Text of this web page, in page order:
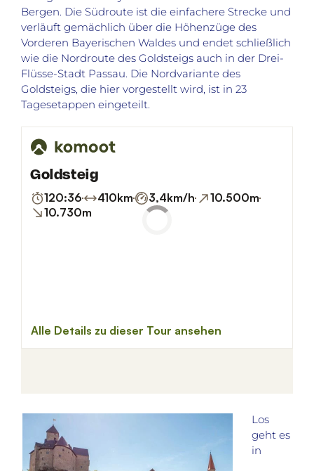
Bergen. Die Südroute ist die einfachere Strecke und
verläuft gemächlich über die Höhenzüge des
Vorderen Bayerischen Waldes und endet schließlich
wie die Nordroute des Goldsteigs auch in der Drei-
Flüsse-Stadt Passau. Die Nordvariante des
Goldsteigs, die hier vorgestellt wird, ist in 23
Tagesetappen eingeteilt.
Los
geht es
in